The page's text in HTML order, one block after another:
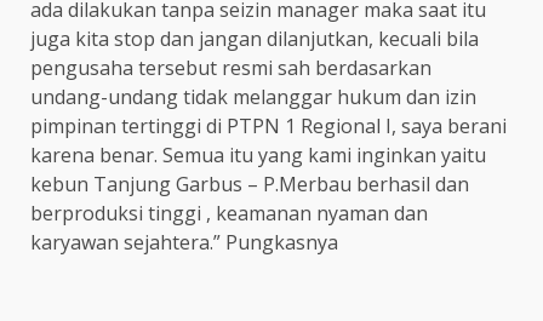
ada dilakukan tanpa seizin manager maka saat itu
juga kita stop dan jangan dilanjutkan, kecuali bila
pengusaha tersebut resmi sah berdasarkan
undang-undang tidak melanggar hukum dan izin
pimpinan tertinggi di PTPN 1 Regional I, saya berani
karena benar. Semua itu yang kami inginkan yaitu
kebun Tanjung Garbus – P.Merbau berhasil dan
berproduksi tinggi , keamanan nyaman dan
karyawan sejahtera.” Pungkasnya